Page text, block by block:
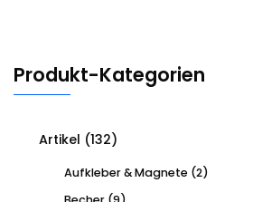
Produkt-Kategorien
Artikel (132)
Aufkleber & Magnete (2)